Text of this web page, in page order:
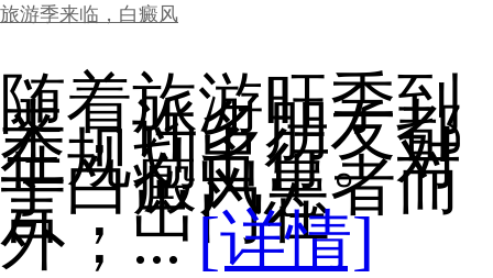
旅游季来临，白癜风
随着旅游旺季到
来，许多朋友都
在规划出行。对
于白癜风患者而
言，出门在
外，...[详情]